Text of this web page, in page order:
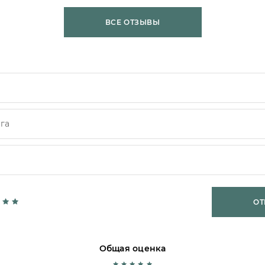
ВСЕ ОТЗЫВЫ
Общая оценка